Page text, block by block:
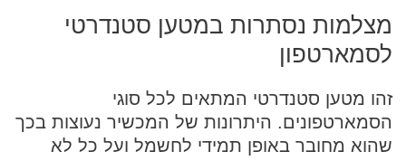
מצלמות נסתרות במטען סטנדרטי
לסמארטפון
זהו מטען סטנדרטי המתאים לכל סוגי
הסמארטפונים. היתרונות של המכשיר נעוצות בכך
שהוא מחובר באופן תמידי לחשמל ועל כל לא